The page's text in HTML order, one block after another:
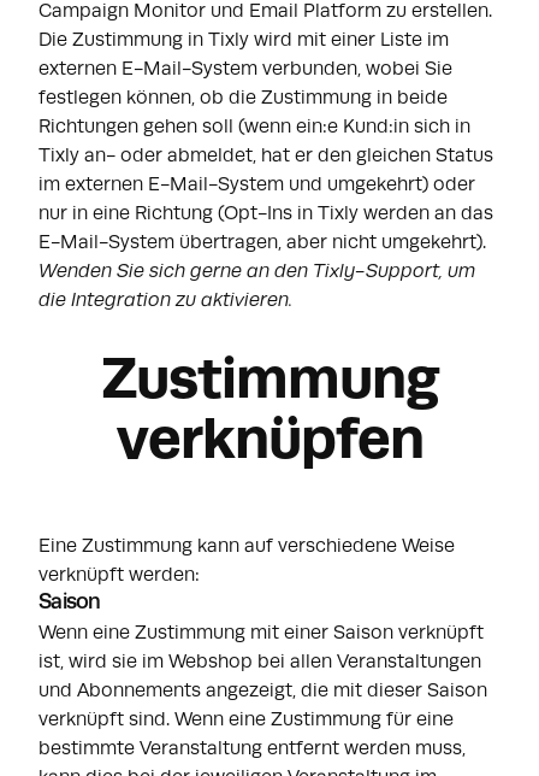
Campaign Monitor und Email Platform zu erstellen.
Die Zustimmung in Tixly wird mit einer Liste im
externen E-Mail-System verbunden, wobei Sie
festlegen können, ob die Zustimmung in beide
Richtungen gehen soll (wenn ein:e Kund:in sich in
Tixly an- oder abmeldet, hat er den gleichen Status
im externen E-Mail-System und umgekehrt) oder
nur in eine Richtung (Opt-Ins in Tixly werden an das
E-Mail-System übertragen, aber nicht umgekehrt).
Wenden Sie sich gerne an den Tixly-Support, um
die Integration zu aktivieren.
Zustimmung
verknüpfen
Eine Zustimmung kann auf verschiedene Weise
verknüpft werden:
Saison
Wenn eine Zustimmung mit einer Saison verknüpft
ist, wird sie im Webshop bei allen Veranstaltungen
und Abonnements angezeigt, die mit dieser Saison
verknüpft sind. Wenn eine Zustimmung für eine
bestimmte Veranstaltung entfernt werden muss,